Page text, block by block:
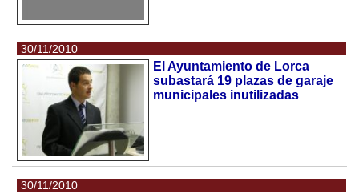
30/11/2010
El Ayuntamiento de Lorca
subastará 19 plazas de garaje
municipales inutilizadas
30/11/2010